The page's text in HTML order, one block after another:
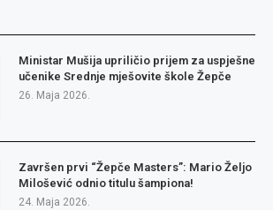
Ministar Mušija upriličio prijem za uspješne
učenike Srednje mješovite škole Žepče
26. Maja 2026.
Završen prvi “Žepče Masters”: Mario Željo
Milošević odnio titulu šampiona!
24. Maja 2026.